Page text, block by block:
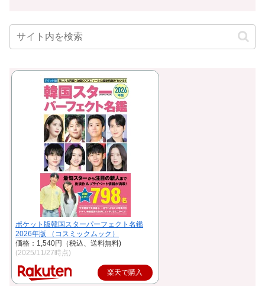
ポケット版韓国スターパーフェクト名鑑
2026年版 （コスミックムック）
価格：1,540円（税込、送料無料)
(2025/11/27時点)
楽天で購入